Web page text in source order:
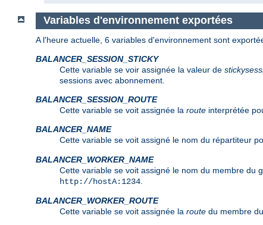
Variables d'environnement exportées
A l'heure actuelle, 6 variables d'environnement sont
BALANCER_SESSION_STICKY
Cette variable se voir assignée la valeur de
sessions avec abonnement.
BALANCER_SESSION_ROUTE
Cette variable se voit assignée la route interprétée
BALANCER_NAME
Cette variable se voit assigné le nom du répartiteur
BALANCER_WORKER_NAME
Cette variable se voit assigné le nom du membre du
http://hostA:1234
BALANCER_WORKER_ROUTE
Cette variable se voit assignée la route du membre